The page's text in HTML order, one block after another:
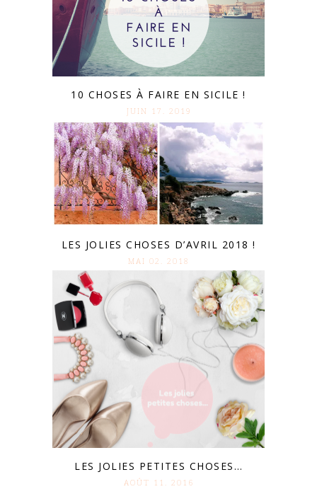
10 CHOSES À FAIRE EN SICILE !
JUIN 17. 2019
LES JOLIES CHOSES D’AVRIL 2018 !
MAI 02. 2018
LES JOLIES PETITES CHOSES…
AOÛT 11. 2016